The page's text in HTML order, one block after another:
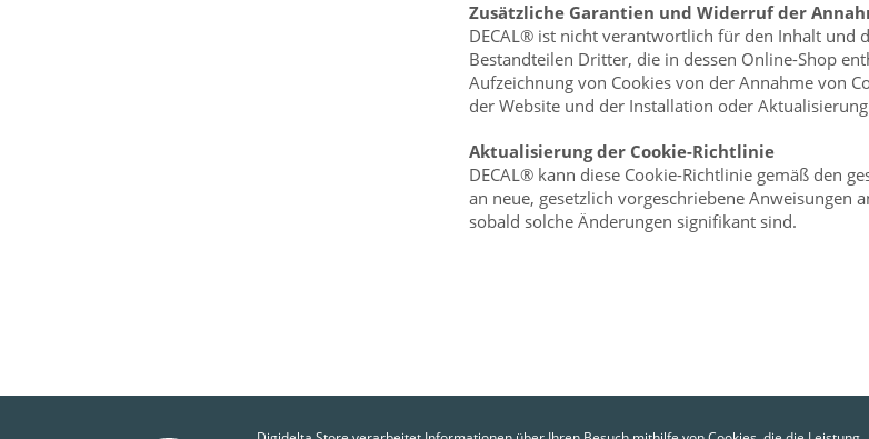
Zusätzliche Garantien und Widerruf der
DECAL® ist nicht verantwortlich für den Inhalt und
Bestandteilen Dritter, die in dessen Online-Shop
Aufzeichnung von Cookies von der Annahme von
der Website und der Installation oder
Aktualisierung der Cookie-Richtlinie
DECAL® kann diese Cookie-Richtlinie gemäß den
an neue, gesetzlich vorgeschriebene Anweisungen
sobald solche Änderungen signifikant sind.